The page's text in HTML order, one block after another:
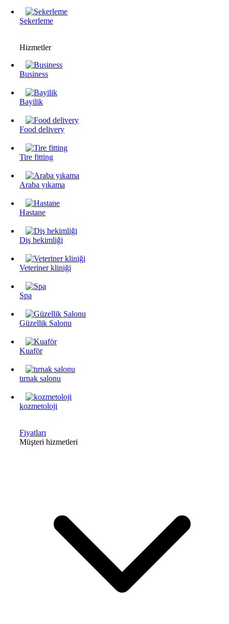
Şekerleme
Hizmetler
Business
Bayilik
Food delivery
Tire fitting
Araba yıkama
Hastane
Diş hekimliği
Veteriner kliniği
Spa
Güzellik Salonu
Kuaför
tırnak salonu
kozmetoloji
Fiyatları
Müşteri hizmetleri